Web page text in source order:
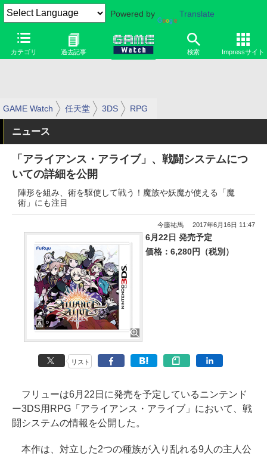
Powered by Translate
カテゴリ 過去記事 検索 Impressサイト
GAME Watch 任天堂 3DS RPG
ニュース
「アライアンス・アライブ」、戦闘システムにつ
いての詳細を公開
陣形を組み、術を駆使して戦う！魔族や妖魔が使える「魔
術」にも注目
今藤祐馬 2017年6月16日 11:47
6月22日 発売予定
価格：6,280円（税別）
リスト
フリューは6月22日に発売を予定しているニンテンド
ー3DS用RPG「アライアンス・アライブ」において、戦
闘システムの情報を公開した。
本作は、対立した2つの種族が入り乱れる9人の主人公